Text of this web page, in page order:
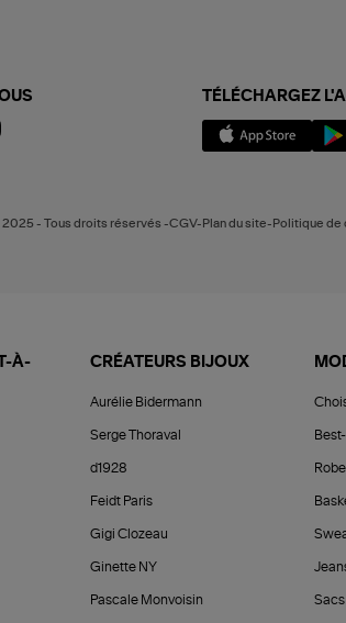
TÉLÉCHARGEZ
2025 - Tous droits réservés -CGV-Plan du site-Politique
À-
CRÉATEURS BIJOUX
Aurélie Bidermann
Serge Thoraval
d1928
Feidt Paris
Gigi Clozeau
Ginette NY
Pascale Monvoisin Sacs